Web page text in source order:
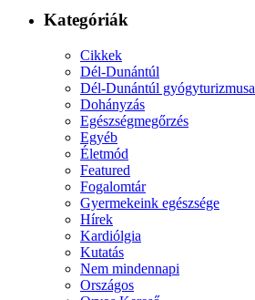
Kategóriák
Cikkek
Dél-Dunántúl
Dél-Dunántúl gyógyturizmusa
Dohányzás
Egészségmegőrzés
Egyéb
Életmód
Featured
Fogalomtár
Gyermekeink egészsége
Hírek
Kardiólgia
Kutatás
Nem mindennapi
Országos